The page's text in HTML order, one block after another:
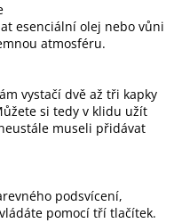
esenciální olej nebo vůni
atmosféru.
vystačí dvě až tři kapky
si tedy v klidu užít
museli přidávat
podsvícení,
pomocí tří tlačítek.